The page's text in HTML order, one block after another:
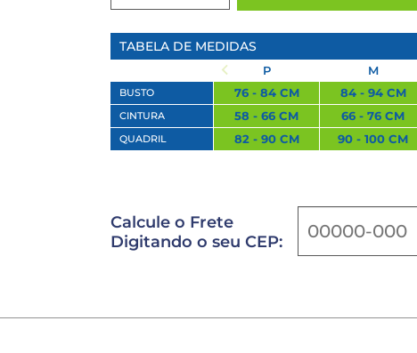
TABELA DE MEDIDAS
BUSTO
CINTURA
QUADRIL
P
76 - 84 CM
58 - 66 CM
82 - 90 CM
M
84 - 94 CM
66 - 76 CM
90 - 100 CM
Calcule o Frete
Digitando o seu CEP: